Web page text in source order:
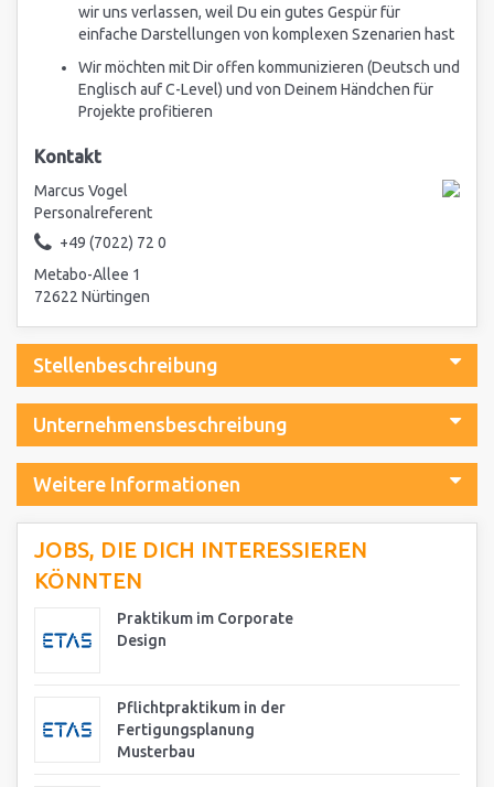
wir uns verlassen, weil Du ein gutes Gespür für
einfache Darstellungen von komplexen Szenarien hast
Wir möchten mit Dir offen kommunizieren (Deutsch und
Englisch auf C-Level) und von Deinem Händchen für
Projekte profitieren
Kontakt
Marcus Vogel
Personalreferent
+49 (7022) 72 0
Metabo-Allee 1
72622 Nürtingen
Stellenbeschreibung
Unternehmensbeschreibung
Weitere Informationen
JOBS, DIE DICH INTERESSIEREN
KÖNNTEN
Praktikum im Corporate
Design
Pflichtpraktikum in der
Fertigungsplanung
Musterbau